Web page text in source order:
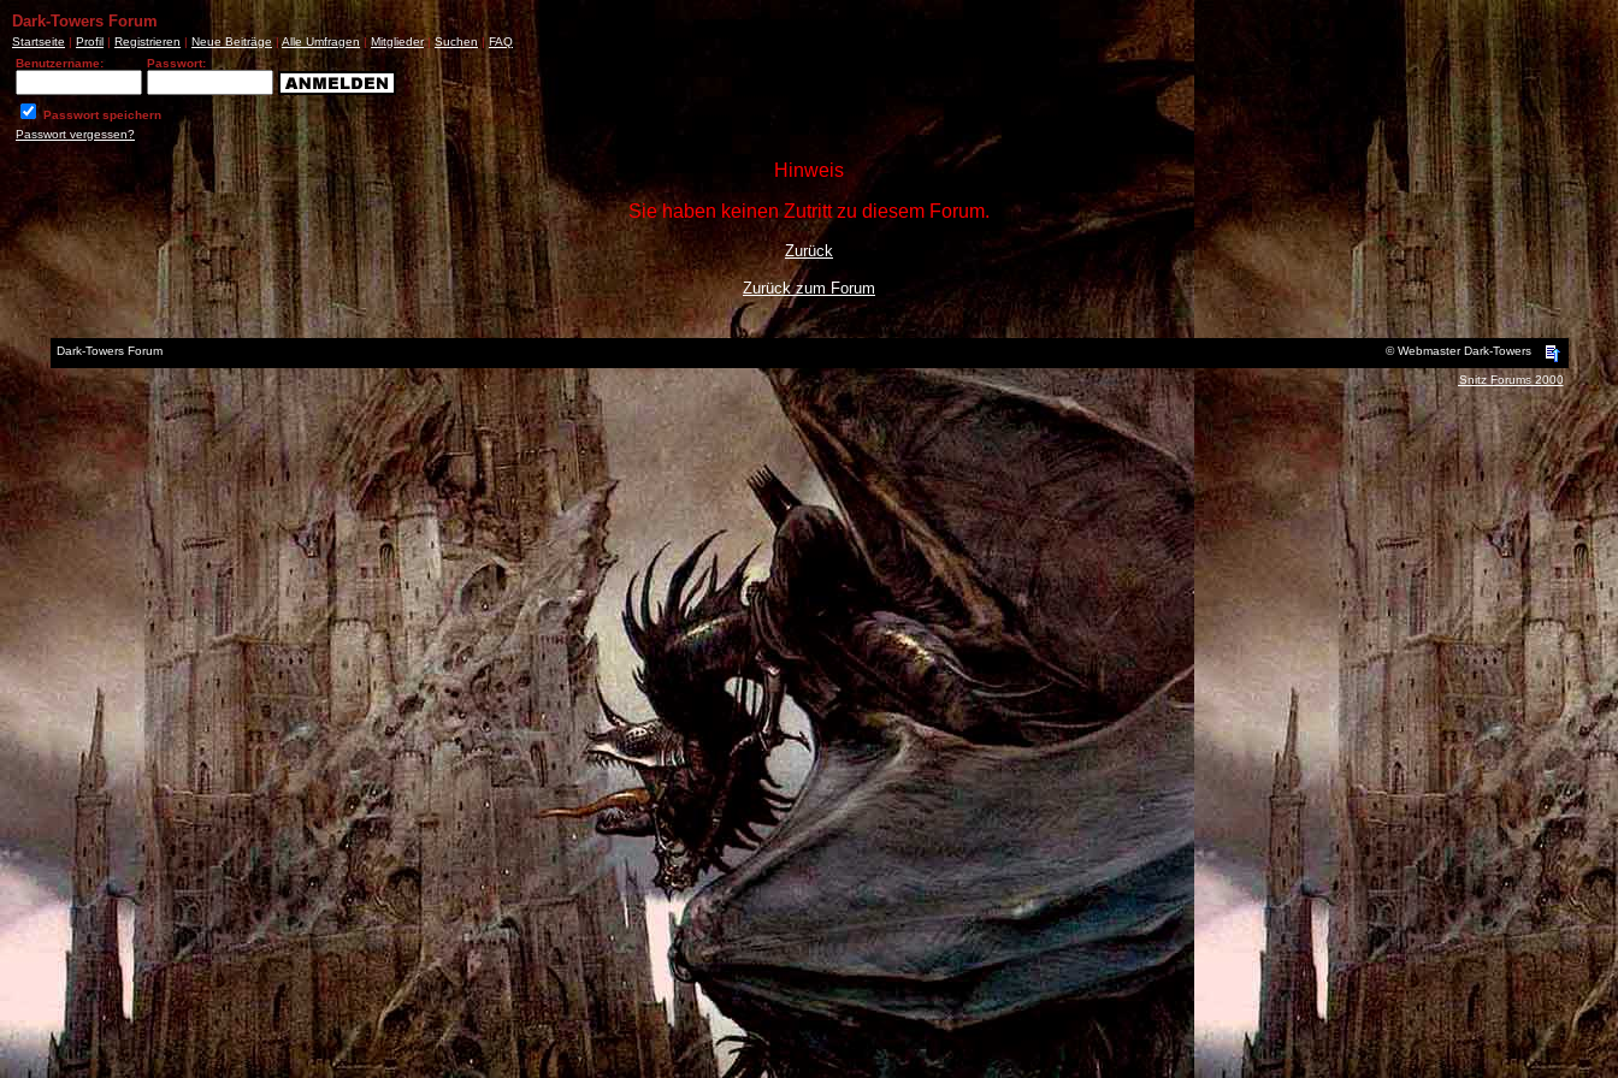
Dark-Towers Forum
Startseite | Profil | Registrieren | Neue Beiträge |Alle Umfragen | Mitglieder|Suchen| FAQ
Benutzername:
Passwort:
Passwort speichern
Passwort vergessen?
Hinweis
Sie haben keinen Zutritt zu diesem Forum.
Zurück
Zurück zum Forum
Dark-Towers Forum © Webmaster Dark-Towers
Snitz Forums 2000